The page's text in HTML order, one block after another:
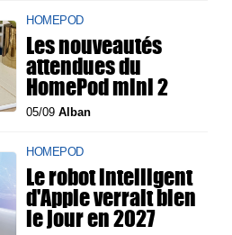
HOMEPOD
Les nouveautés
attendues du
HomePod mini 2
05/09Alban
HOMEPOD
Le robot intelligent
d'Apple verrait bien
le jour en 2027